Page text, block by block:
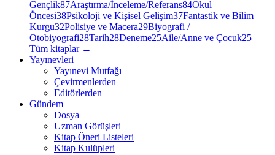
Gençlik87Araştırma/İnceleme/Referans84Okul
Öncesi38Psikoloji ve Kişisel Gelişim37Fantastik ve Bilim
Kurgu32Polisiye ve Macera29Biyografi /
Otobiyografi28Tarih28Deneme25Aile/Anne ve Çocuk25
Tüm kitaplar →
Yayınevleri
Yayınevi Mutfağı
Çevirmenlerden
Editörlerden
Gündem
Dosya
Uzman Görüşleri
Kitap Öneri Listeleri
Kitap Kulüpleri